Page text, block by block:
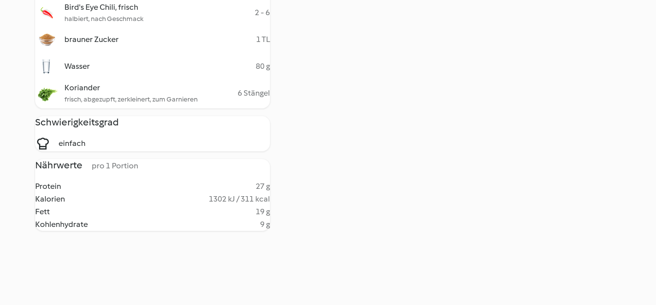
Bird's Eye Chili, frisch
halbiert, nach Geschmack
2 - 6
brauner Zucker 1 TL
Wasser 80 g
Koriander
frisch, abgezupft, zerkleinert, zum Garnieren
6 Stängel
Schwierigkeitsgrad
einfach
Nährwerte pro 1 Portion
Protein
27 g
Kalorien
1302 kJ / 311 kcal
Fett
19 g
Kohlenhydrate
9 g